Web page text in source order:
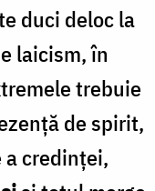
duci deloc la
laicism, în
trebuie
de spirit,
a credinţei,